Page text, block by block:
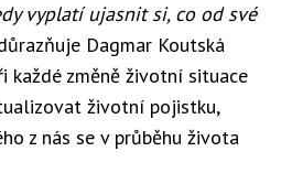
na jiný typ smlouvy (může
tedy o převod kapitálové
v rámci pojišťovny)
požádejte o zrušení
tak učiníte, nezapomeňte
vyplatí ujasnit si, co od své
Dagmar Koutská
každé změně životní situace
životní pojistku,
z nás se v průběhu života